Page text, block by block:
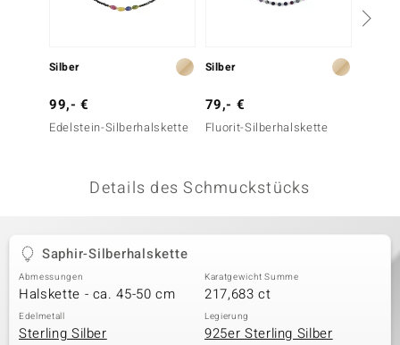
BY DE MELO
Silber
99,- €
Edelstein-Silberhalskette
Silber
79,- €
Fluorit-Silberhalskette
Details des Schmuckstücks
Saphir-Silberhalskette
Abmessungen
Halskette - ca. 45-50 cm
Karatgewicht Summe
217,683 ct
Edelmetall
Sterling Silber
Legierung
925er Sterling Silber